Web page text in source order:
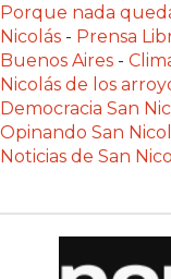
EN
PERGAMINO:
LOS
MEJORES
PRECIOS
WHEY
EN
PERGAMINO:
DÓNDE
Porque nada
Nicolás - Prensa
Buenos Aires -
Nicolás de los
Democracia San
Opinando San
Noticias de San